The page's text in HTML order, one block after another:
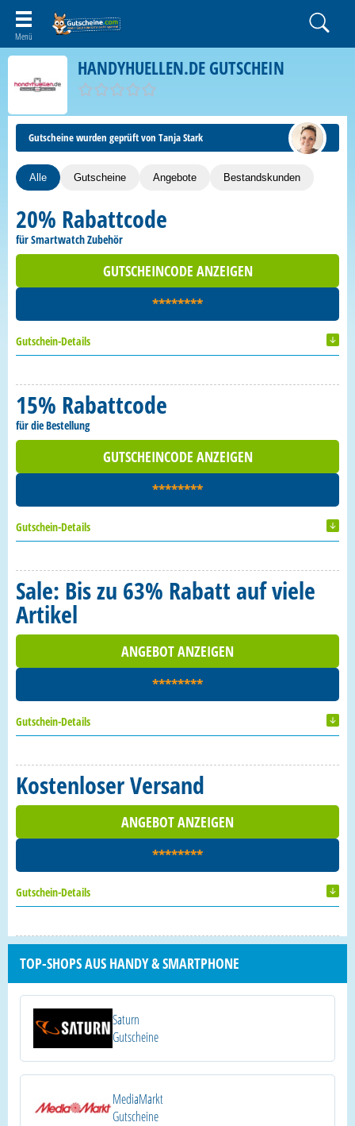
HANDYHUELLEN.DE GUTSCHEIN
Gutscheine wurden geprüft von Tanja Stark
Alle Gutscheine Angebote Bestandskunden
20% Rabattcode
für Smartwatch Zubehör
GUTSCHEINCODE ANZEIGEN
********
Gutschein-Details
15% Rabattcode
für die Bestellung
GUTSCHEINCODE ANZEIGEN
********
Gutschein-Details
Sale: Bis zu 63% Rabatt auf viele
Artikel
ANGEBOT ANZEIGEN
********
Gutschein-Details
Kostenloser Versand
ANGEBOT ANZEIGEN
********
Gutschein-Details
TOP-SHOPS AUS HANDY & SMARTPHONE
Saturn
Gutscheine
MediaMarkt
Gutscheine